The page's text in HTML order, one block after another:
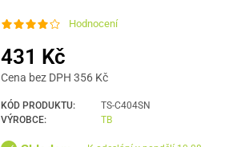
Hodnocení
431 Kč
Cena bez DPH 356 Kč
KÓD PRODUKTU:
TS-C404SN
VÝROBCE:
TB